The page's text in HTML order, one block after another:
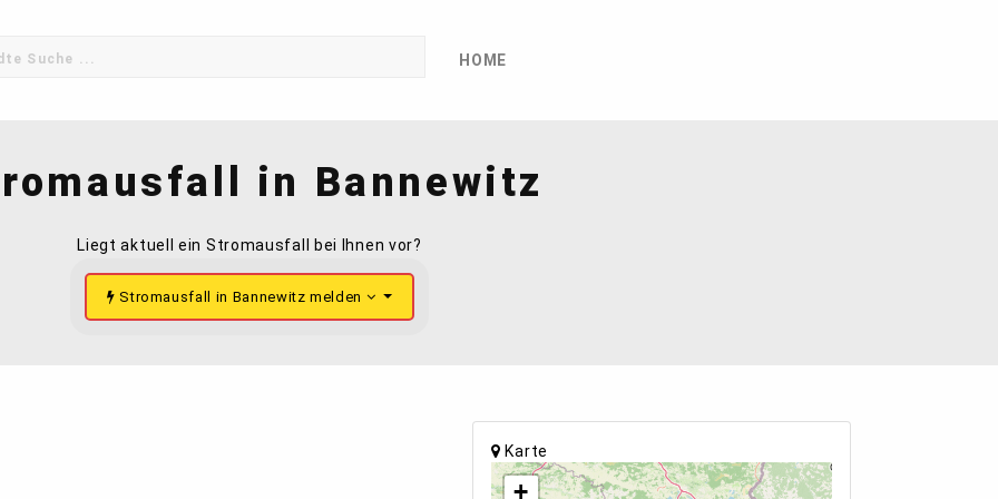
HOME
in Bannewitz
Liegt aktuell ein Stromausfall bei Ihnen vor?
Stromausfall in Bannewitz melden
Karte
+